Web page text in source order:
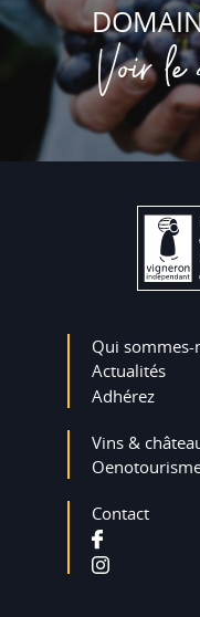
Voir le
Qui sommes-
Actualités
Adhérez
Vins &
Contact